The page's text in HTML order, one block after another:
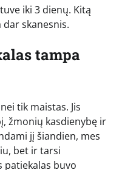
iki 3 dienų. Kitą
skanesnis.
tampa
tik maistas. Jis
žmonių kasdienybę ir
jį šiandien, mes
bet ir tarsi
patiekalas buvo